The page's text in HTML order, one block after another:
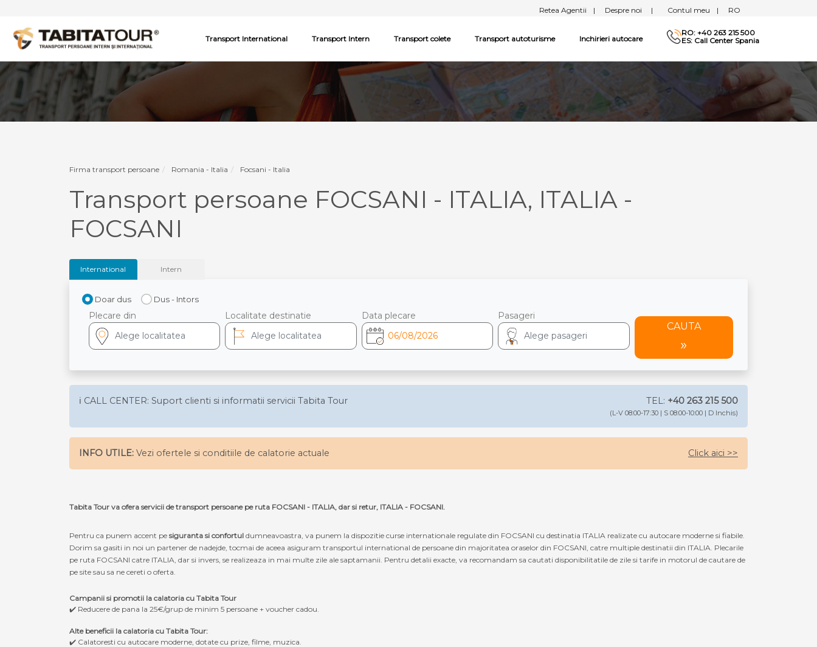
Retea Agentii | Despre noi | Contul meu | RO
Transport International Transport Intern Transport colete Transport autoturisme Inchirieri autocare
RO: +40 263 215 500
ES: Call Center Spania
Firma transport persoane Romania - Italia Focsani - Italia
Transport persoane FOCSANI - ITALIA, ITALIA -
FOCSANI
International Intern
Doar dus Dus - Intors
Plecare din Localitate destinatie Data plecare Pasageri
CAUTA
ℹ️ CALL CENTER: Suport clienti si informatii servicii Tabita Tour TEL: +40 263 215 500
(L-V 08:00-17:30 | S 08:00-10:00 | D Inchis)
INFO UTILE: Vezi ofertele si conditiile de calatorie actuale Click aici >>
Tabita Tour va ofera servicii de transport persoane pe ruta FOCSANI - ITALIA, dar si retur, ITALIA - FOCSANI.
Pentru ca punem accent pe siguranta si confortul dumneavoastra, va punem la dispozitie curse internationale regulate din FOCSANI cu destinatia ITALIA realizate cu autocare moderne si fiabile.
Dorim sa gasiti in noi un partener de nadejde, tocmai de aceea asiguram transportul international de persoane din majoritatea oraselor din FOCSANI, catre multiple destinatii din ITALIA. Plecarile
pe ruta FOCSANI catre ITALIA, dar si invers, se realizeaza in mai multe zile ale saptamanii. Pentru detalii exacte, va recomandam sa cautati disponibilitatile de zile si tarife in motorul de cautare de
pe site sau sa ne cereti o oferta.
Campanii si promotii la calatoria cu Tabita Tour
✔️ Reducere de pana la 25€/grup de minim 5 persoane + voucher cadou.
Alte beneficii la calatoria cu Tabita Tour:
✔️ Calatoresti cu autocare moderne, dotate cu prize, filme, muzica.